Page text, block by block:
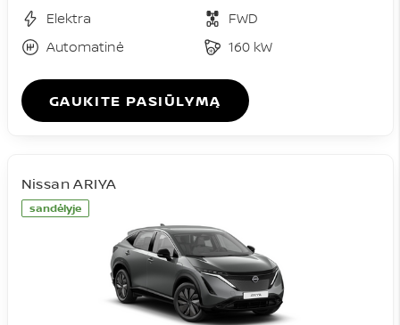
Elektra
FWD
Automatinė
160 kW
GAUKITE PASIŪLYMĄ
sandėlyje
Nissan ARIYA